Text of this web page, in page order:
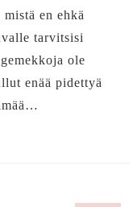
en ehkä
tarvitsisi
ole
enää pidettyä